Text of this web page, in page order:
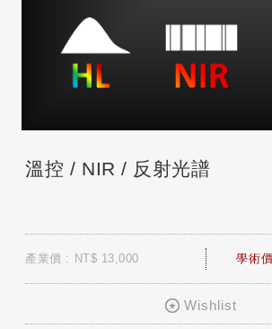
溫控 / NIR / 反射光譜
產業價 : NT$ 13,000 學術
Wishlist